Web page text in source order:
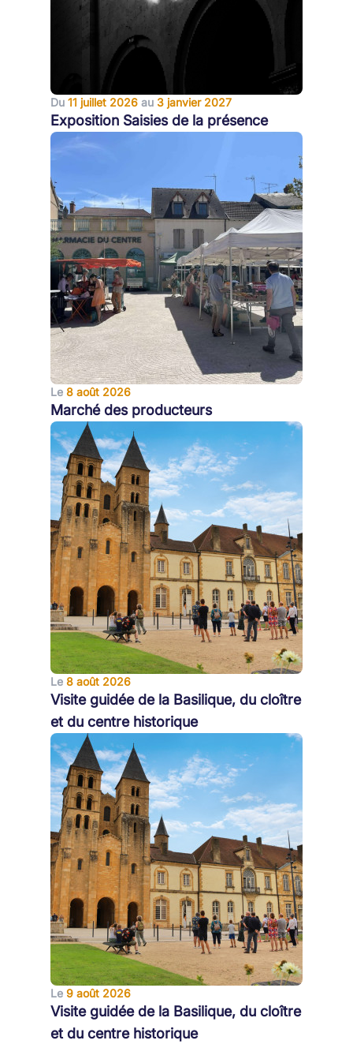
Du 11 juillet 2026 au 3 janvier 2027
Exposition Saisies de la présence
Le 8 août 2026
Marché des producteurs
Le 8 août 2026
Visite guidée de la Basilique, du cloître
et du centre historique
Le 9 août 2026
Visite guidée de la Basilique, du cloître
et du centre historique